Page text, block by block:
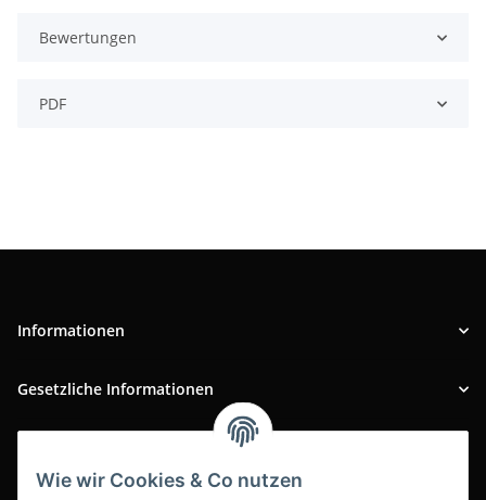
Wie wir Cookies & Co nutzen
Bewertungen
PDF
Informationen
Gesetzliche Informationen